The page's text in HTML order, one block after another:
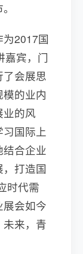
2017国
嘉宾，门
会展思
模的业内
的风
国际上
合企业
打造国
时代需
会如今
来，青